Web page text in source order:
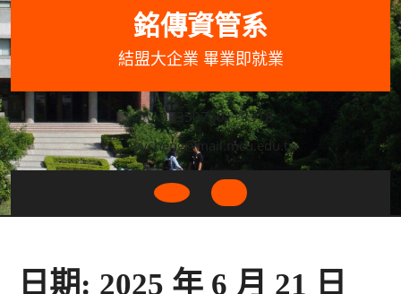
Skip
to
content
銘傳資管系
結盟大企業 畢業即就業
033507001+3318
wycheng@mail.mcu.edu.tw
Open
日期: 2025 年 6 月 21 日